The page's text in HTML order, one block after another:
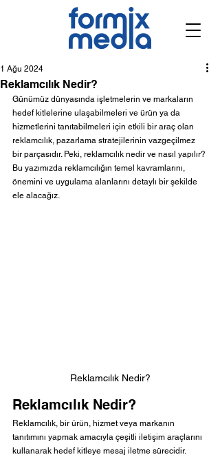
Reklamcılık Nedir?
1 Ağu 2024
Günümüz dünyasında işletmelerin ve markaların
hedef kitlelerine ulaşabilmeleri ve ürün ya da
hizmetlerini tanıtabilmeleri için etkili bir araç olan
reklamcılık, pazarlama stratejilerinin vazgeçilmez
bir parçasıdır. Peki, reklamcılık nedir ve nasıl yapılır?
Bu yazımızda reklamcılığın temel kavramlarını,
önemini ve uygulama alanlarını detaylı bir şekilde
ele alacağız.
Reklamcılık Nedir?
Reklamcılık Nedir?
Reklamcılık, bir ürün, hizmet veya markanın
tanıtımını yapmak amacıyla çeşitli iletişim araçlarını
kullanarak hedef kitleye mesaj iletme sürecidir.